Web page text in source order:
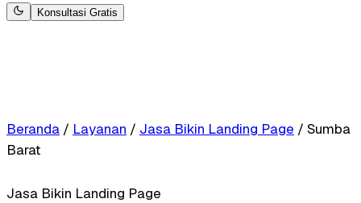
Konsultasi Gratis
Beranda / Layanan / Jasa Bikin Landing Page / Sumba
Barat
Jasa Bikin Landing Page